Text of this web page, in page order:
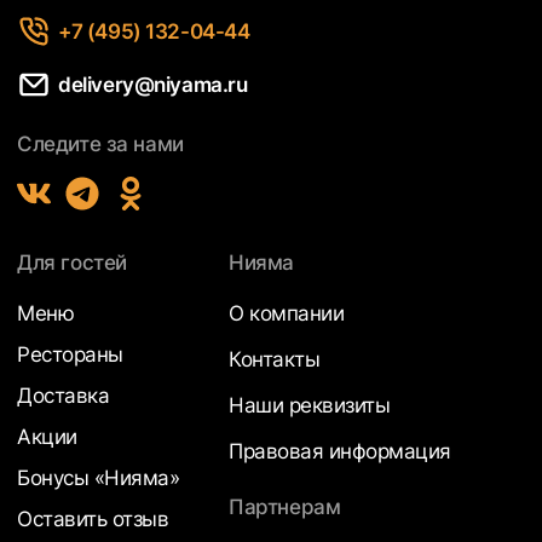
+7 (495) 132-04-44
delivery@niyama.ru
Следите за нами
Для гостей
Меню
Рестораны
Доставка
Акции
Бонусы «Нияма»
Оставить отзыв
Нияма
О компании
Контакты
Наши реквизиты
Правовая информация
Партнерам